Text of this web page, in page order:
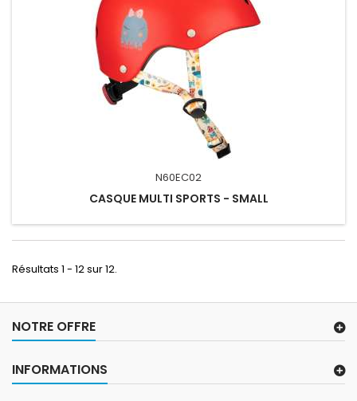
N60EC02
CASQUE MULTI SPORTS - SMALL
Résultats 1 - 12 sur 12.
NOTRE OFFRE
INFORMATIONS